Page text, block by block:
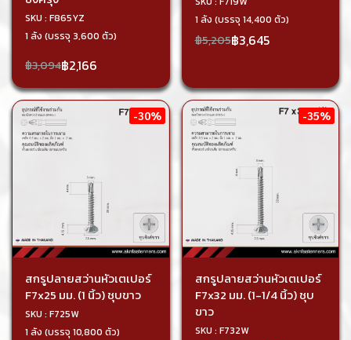
SKU : F865YZ
1 ลัง (บรรจุ 3,600 ตัว)
฿3,094฿2,166
1 ลัง (บรรจุ 14,400 ตัว)
฿5,205฿3,645
-30%
สกรูปลายสว่านหัวเตเปอร์
F7x25 มม. (1 นิ้ว) ชุบขาว
SKU : F725W
1 ลัง (บรรจุ 10,800 ตัว)
-35%
สกรูปลายสว่านหัวเตเปอร์
F7x32 มม. (1-1/4 นิ้ว) ชุบ
ขาว
SKU : F732W